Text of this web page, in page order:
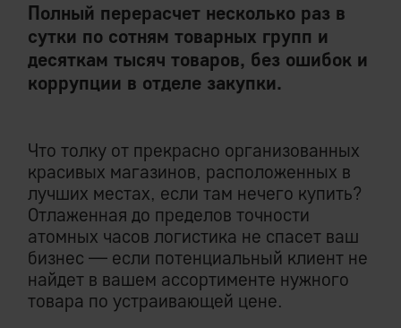
Полный перерасчет несколько раз в
сутки по сотням товарных групп и
десяткам тысяч товаров, без ошибок и
коррупции в отделе закупки.
Что толку от прекрасно организованных
красивых магазинов, расположенных в
лучших местах, если там нечего купить?
Отлаженная до пределов точности
атомных часов логистика не спасет ваш
бизнес — если потенциальный клиент не
найдет в вашем ассортименте нужного
товара по устраивающей цене.